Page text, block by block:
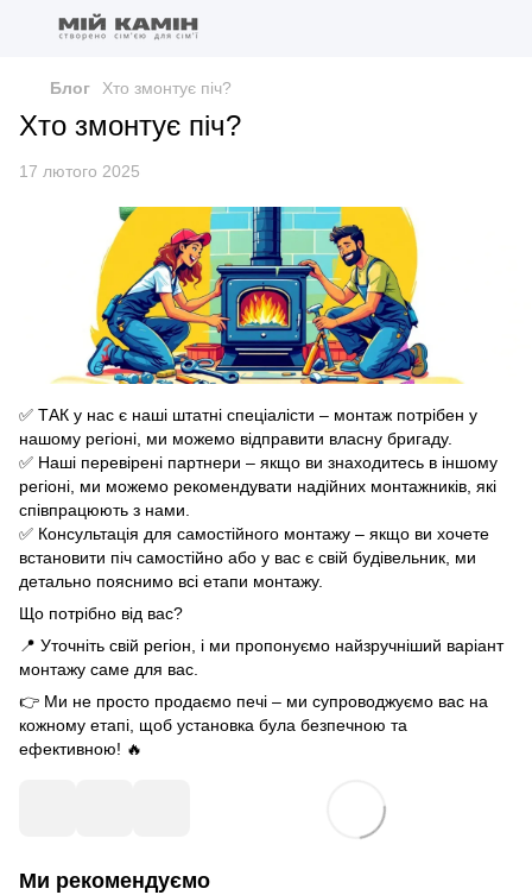
Блог Хто змонтує піч?
Хто змонтує піч?
17 лютого 2025
✅ ТАК у нас є наші штатні спеціалісти – монтаж потрібен у
нашому регіоні, ми можемо відправити власну бригаду.
✅ Наші перевірені партнери – якщо ви знаходитесь в іншому
регіоні, ми можемо рекомендувати надійних монтажників, які
співпрацюють з нами.
✅ Консультація для самостійного монтажу – якщо ви хочете
встановити піч самостійно або у вас є свій будівельник, ми
детально пояснимо всі етапи монтажу.
Що потрібно від вас?
📍 Уточніть свій регіон, і ми пропонуємо найзручніший варіант
монтажу саме для вас.
👉 Ми не просто продаємо печі – ми супроводжуємо вас на
кожному етапі, щоб установка була безпечною та
ефективною! 🔥
Ми рекомендуємо